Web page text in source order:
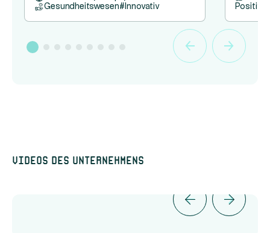
Gesundheitswesen# Innovativ
Positive
Videos des Unternehmens